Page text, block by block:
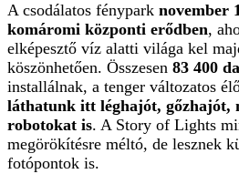
A csodálatos fénypark november
komáromi központi erődben,
elképesztő víz alatti világa kel
köszönhetően. Összesen 83 400
installálnak, a tenger változatos
láthatunk itt léghajót, gőzhajót,
robotokat is. A Story of Lights
megörökítésre méltó, de lesznek
fotópontok is.